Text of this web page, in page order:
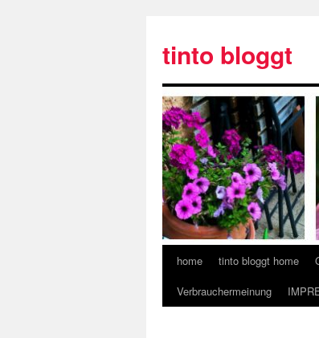
tinto bloggt
home tinto bloggt home
Verbrauchermeinung